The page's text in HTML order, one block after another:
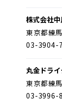
株式会社
東京都練
03-3904-
丸金ドラ
東京都練
03-3996-